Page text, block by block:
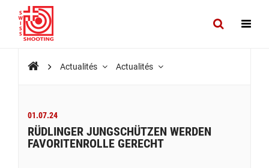
Actualités Actualités
01.07.24
RÜDLINGER JUNGSCHÜTZEN WERDEN
FAVORITENROLLE GERECHT